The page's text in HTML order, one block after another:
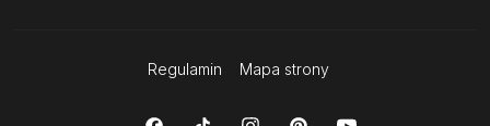
Regulamin Mapa strony